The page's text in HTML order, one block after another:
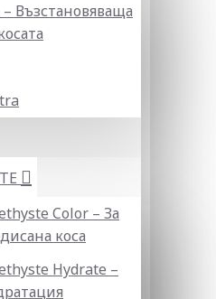
Възстановяваща
Color – За
коса
Hydrate –